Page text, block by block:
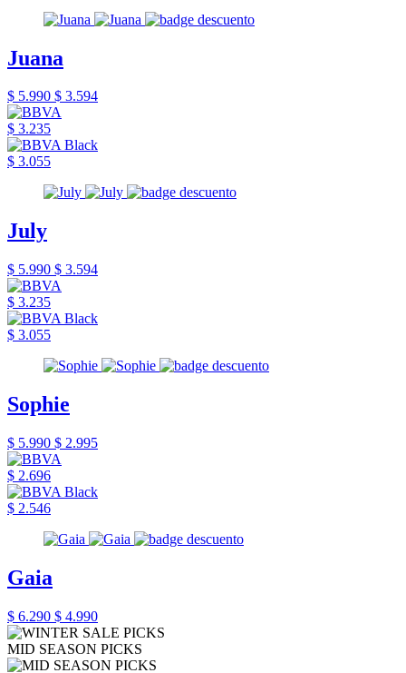
Juana
$ 5.990 $ 3.594
$ 3.235
$ 3.055
July
$ 5.990 $ 3.594
$ 3.235
$ 3.055
Sophie
$ 5.990 $ 2.995
$ 2.696
$ 2.546
Gaia
$ 6.290 $ 4.990
MID SEASON PICKS